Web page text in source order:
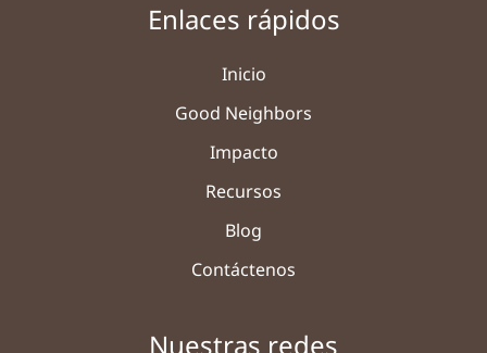
Enlaces rápidos
Inicio
Good Neighbors
Impacto
Recursos
Blog
Contáctenos
Nuestras redes